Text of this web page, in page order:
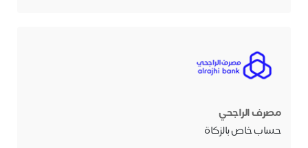
مصرف الراجحي
حساب خاص بالزكاة